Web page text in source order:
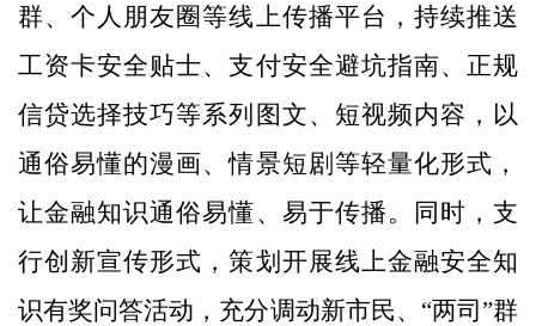
群、个人朋友圈等线上传播平台，持续推送
工资卡安全贴士、支付安全避坑指南、正规
信贷选择技巧等系列图文、短视频内容，以
通俗易懂的漫画、情景短剧等轻量化形式，
让金融知识通俗易懂、易于传播。同时，支
行创新宣传形式，策划开展线上金融安全知
识有奖问答活动，充分调动新市民、“两司”群